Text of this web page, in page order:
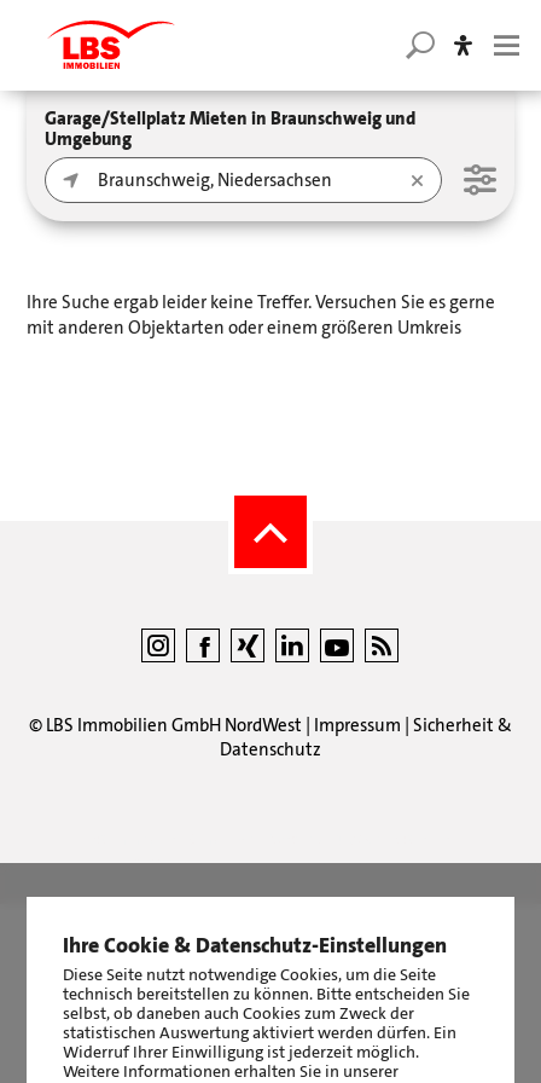
Garage/Stellplatz Mieten in Braunschweig und
Umgebung
Ihre Suche ergab leider keine Treffer. Versuchen Sie es gerne
mit anderen Objektarten oder einem größeren Umkreis
© LBS Immobilien GmbH NordWest | Impressum | Sicherheit &
Datenschutz
|2511Bewertungen auf ProvenExpert.com
Ihre Cookie & Datenschutz-Einstellungen
Diese Seite nutzt notwendige Cookies, um die Seite
technisch bereitstellen zu können. Bitte entscheiden Sie
selbst, ob daneben auch Cookies zum Zweck der
statistischen Auswertung aktiviert werden dürfen. Ein
Widerruf Ihrer Einwilligung ist jederzeit möglich.
Weitere Informationen erhalten Sie in unserer